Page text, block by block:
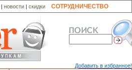
| новости | скидки СОТРУДНИЧЕСТВО
Добавить в избранное!